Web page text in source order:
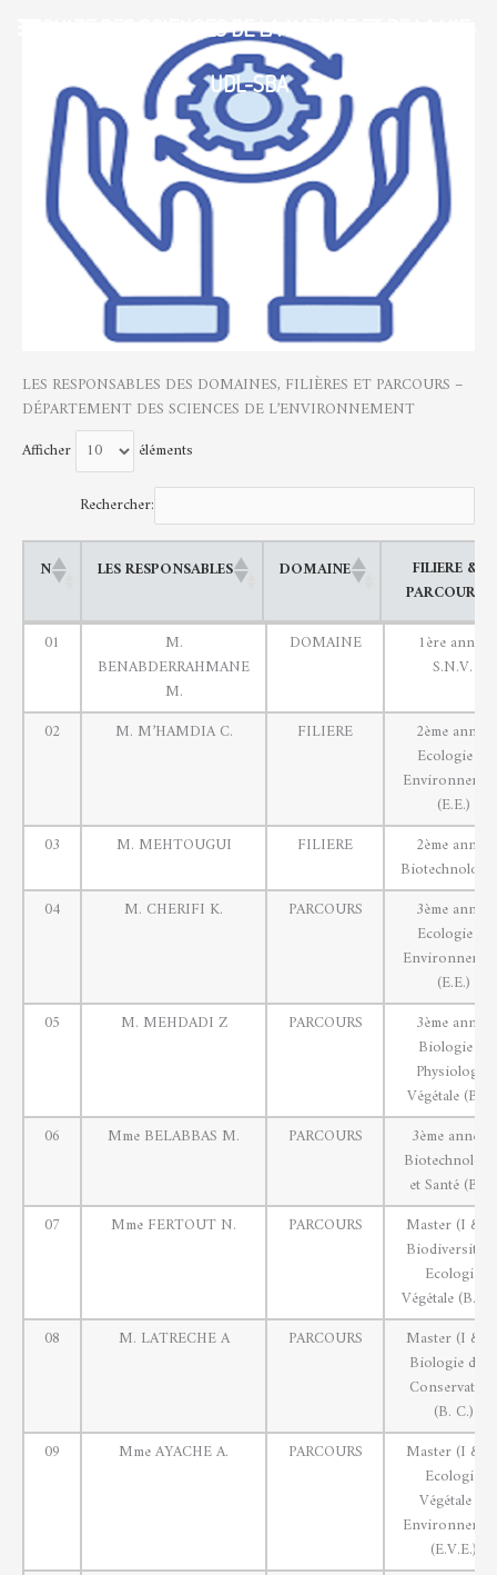
LES RESPONSABLES DES DOMAINES, FILIÈRES ET PARCOURS –
DÉPARTEMENT DES SCIENCES DE L’ENVIRONNEMENT
Afficher
éléments
Rechercher:
N LES RESPONSABLES DOMAINE
FILIERE &
PARCOURS
N
LES RESPONSABLES DOMAINE
FILIERE &
PARCOURS
01
M.
BENABDERRAHMANE
M.
DOMAINE
1ère année
S.N.V.
02 M. M’HAMDIA C. FILIERE
2ème année
Ecologie et
(E.E.)
03
M. MEHTOUGUI FILIERE
2ème année
04
M. CHERIFI K. PARCOURS
3ème année
Ecologie et
(E.E.)
05
M. MEHDADI Z PARCOURS
3ème année
Biologie et
Physiologie
Végétale
06
Mme BELABBAS M. PARCOURS
3ème année .
et Santé (B.S.)
07
Mme FERTOUT N. PARCOURS
Master (I &
Biodiversité
Ecologie
Végétale
08
M. LATRECHE A PARCOURS
Master (I &
Biologie de la
Conservation
(B. C.)
09
Mme AYACHE A. PARCOURS
Master (I &
Ecologie
Végétale et
(E.V.E.)
FACULTE DES SCIENCES DE LA NATURE ET DE LA VIE-
UDL-SBA